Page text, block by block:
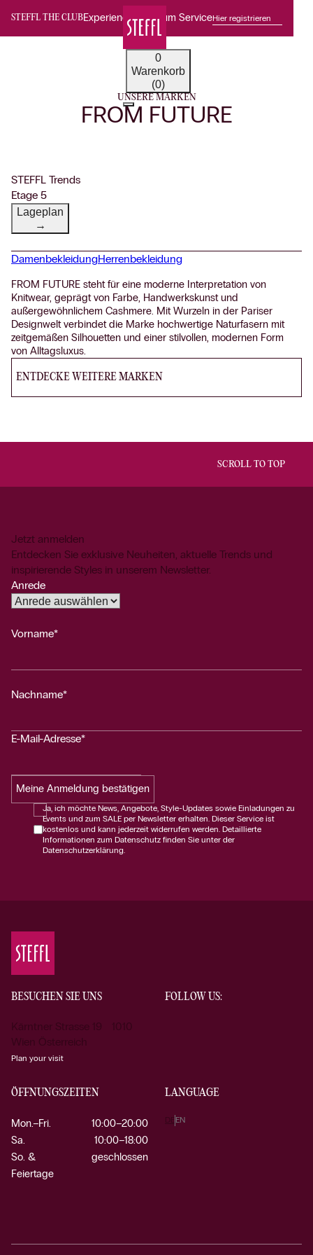
STEFFL THE CLUBExperience Premium ServiceHier registrieren
0
Warenkorb
(0)
UNSERE MARKEN
FROM FUTURE
STEFFL Trends
Etage 5
Lageplan
→
DamenbekleidungHerrenbekleidung
FROM FUTURE steht für eine moderne Interpretation von
Knitwear, geprägt von Farbe, Handwerkskunst und
außergewöhnlichem Cashmere. Mit Wurzeln in der Pariser
Designwelt verbindet die Marke hochwertige Naturfasern mit
zeitgemäßen Silhouetten und einer stilvollen, modernen Form
von Alltagsluxus.
ENTDECKE WEITERE MARKEN
SCROLL TO TOP
Jetzt anmelden
Entdecken Sie exklusive Neuheiten, aktuelle Trends und
inspirierende Styles in unserem Newsletter.
Anrede
Vorname*
Nachname*
E-Mail-Adresse*
Meine Anmeldung bestätigen
Ja, ich möchte News, Angebote, Style-Updates sowie Einladungen zu
Events und zum SALE per Newsletter erhalten. Dieser Service ist
kostenlos und kann jederzeit widerrufen werden. Detaillierte
Informationen zum Datenschutz finden Sie unter der
Datenschutzerklärung.
BESUCHEN SIE UNS
Kärntner Strasse 19 1010
Wien Österreich
Plan your visit
FOLLOW US:
ÖFFNUNGSZEITEN
Mon.–Fri.
10:00–20:00
Sa.
10:00–18:00
So. &
Feiertage
geschlossen
LANGUAGE
DE EN